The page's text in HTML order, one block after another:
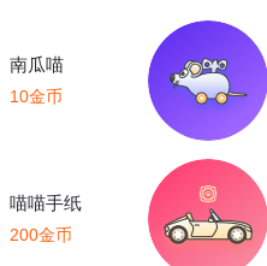
南瓜喵
10金币
喵喵手纸
200金币